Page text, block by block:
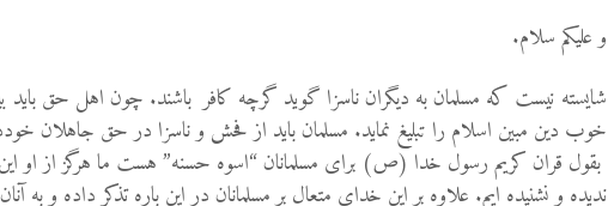
و علیکم سلام.
شايسته نيست كه مسلمان به دیگران ناسزا گوید گرچه کافر باشند. چون اهل حق باید
خوب دین مبین اسلام را تبلیغ نماید. مسلمان باید از فحش و ناسزا در حق جاهلان
بقول قران کریم رسول خدا (ص) برای مسلمانان “اسوه حسنه” هست ما هرگز از او
ندیده و نشنیده ایم. علاوه بر این خدای متعال بر مسلمانان در این باره تذکر داده و به